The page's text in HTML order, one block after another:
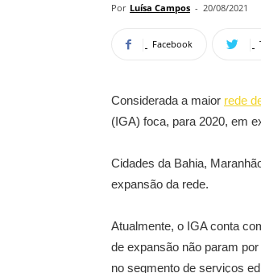
Por Luísa Campos - 20/08/2021
Facebook
Considerada a maior rede
(IGA) foca, para 2020, em
Cidades da Bahia,
expansão da rede.
Atualmente, o IGA conta
de expansão não param
no segmento de serviços